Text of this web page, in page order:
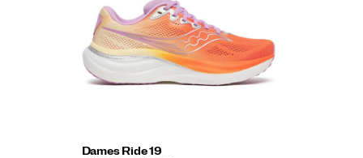
Dames Ride 19